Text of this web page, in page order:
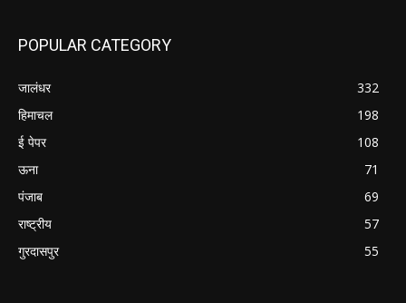
POPULAR CATEGORY
जालंधर
332
हिमाचल
198
ई पेपर
108
ऊना
71
पंजाब
69
राष्ट्रीय
57
गुरदासपुर
55